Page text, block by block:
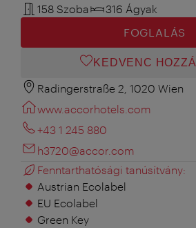
158 Szoba
316 Ágyak
FOGLALÁS
KEDVENC
Radingerstraße 2, 1020 Wien
www.accorhotels.com
+43 1 245 880
h3720@accor.com
Fenntarthatósági tanúsítvány:
Austrian Ecolabel
EU Ecolabel
Green Key